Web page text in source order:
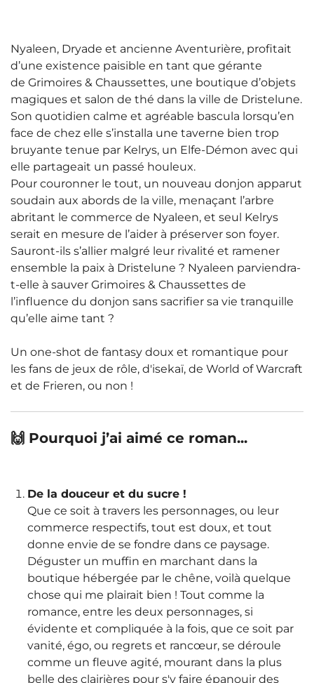
Nyaleen, Dryade et ancienne Aventurière, profitait
d’une existence paisible en tant que gérante
de Grimoires & Chaussettes, une boutique d’objets
magiques et salon de thé dans la ville de Dristelune.
Son quotidien calme et agréable bascula lorsqu’en
face de chez elle s’installa une taverne bien trop
bruyante tenue par Kelrys, un Elfe-Démon avec qui
elle partageait un passé houleux.
Pour couronner le tout, un nouveau donjon apparut
soudain aux abords de la ville, menaçant l’arbre
abritant le commerce de Nyaleen, et seul Kelrys
serait en mesure de l’aider à préserver son foyer.
Sauront-ils s’allier malgré leur rivalité et ramener
ensemble la paix à Dristelune ? Nyaleen parviendra-
t-elle à sauver Grimoires & Chaussettes de
l’influence du donjon sans sacrifier sa vie tranquille
qu’elle aime tant ?
Un one-shot de fantasy doux et romantique pour
les fans de jeux de rôle, d'isekaï, de World of Warcraft
et de Frieren, ou non !
🙌 Pourquoi j’ai aimé ce roman...
De la douceur et du sucre !
Que ce soit à travers les personnages, ou leur
commerce respectifs, tout est doux, et tout
donne envie de se fondre dans ce paysage.
Déguster un muffin en marchant dans la
boutique hébergée par le chêne, voilà quelque
chose qui me plairait bien ! Tout comme la
romance, entre les deux personnages, si
évidente et compliquée à la fois, que ce soit par
vanité, égo, ou regrets et rancœur, se déroule
comme un fleuve agité, mourant dans la plus
belle des clairières pour s'y faire épanouir des